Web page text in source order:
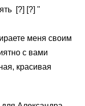
[?] [?] "
меня своим
с вами
красивая